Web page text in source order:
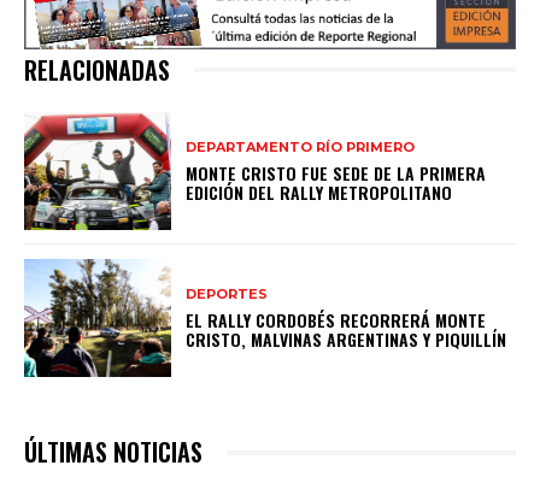
RELACIONADAS
DEPARTAMENTO RÍO PRIMERO
MONTE CRISTO FUE SEDE DE LA PRIMERA
EDICIÓN DEL RALLY METROPOLITANO
DEPORTES
EL RALLY CORDOBÉS RECORRERÁ MONTE
CRISTO, MALVINAS ARGENTINAS Y PIQUILLÍN
ÚLTIMAS NOTICIAS